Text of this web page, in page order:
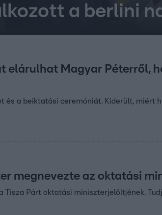
a berlini
elárulhat Magyar Péterről,
és a beiktatási ceremóniát. Kiderült, miért
megnevezte az oktatási
Párt oktatási miniszterjelöltjének.